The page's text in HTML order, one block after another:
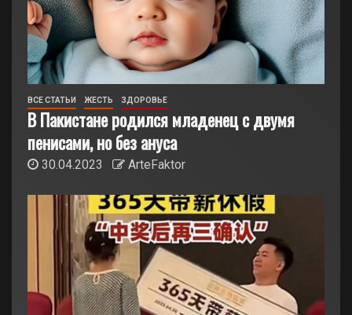
ВСЕ СТАТЬИ ЖЕСТЬ ЗДОРОВЬЕ
В Пакистане родился младенец с двумя
пенисами, но без ануса
30.04.2023 ArteFaktor